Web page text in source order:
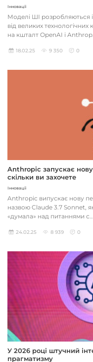
Інновації
Моделі ШІ розробляються
від великих
на кшталт OpenAI і Anthrop...
18.02.25 9 350 0
Anthropic запускає
скільки ви захочете
Інновації
Anthropic випускає нову
назвою Claude 3.7 Sonnet,
«думала» над питаннями с...
24.02.25 8 939 0
У 2026 році штучний
прагматизму